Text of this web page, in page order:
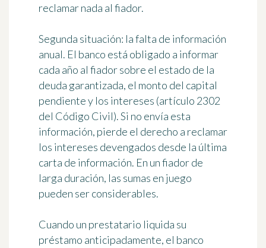
reclamar nada al fiador.
Segunda situación: la falta de información
anual. El banco está obligado a informar
cada año al fiador sobre el estado de la
deuda garantizada, el monto del capital
pendiente y los intereses (artículo 2302
del Código Civil). Si no envía esta
información, pierde el derecho a reclamar
los intereses devengados desde la última
carta de información. En un fiador de
larga duración, las sumas en juego
pueden ser considerables.
Cuando un prestatario liquida su
préstamo anticipadamente, el banco